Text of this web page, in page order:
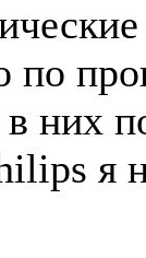
по
них
я